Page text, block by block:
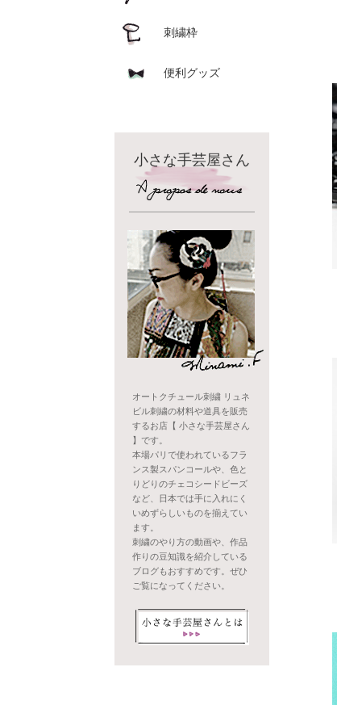
刺繍枠
便利グッズ
小さな手芸屋さん
オートクチュール刺繍 リュネ
ビル刺繍の材料や道具を販売
するお店【 小さな手芸屋さん
】です。
本場パリで使われているフラ
ンス製スパンコールや、色と
りどりのチェコシードビーズ
など、日本では手に入れにく
いめずらしいものを揃えてい
ます。
刺繍のやり方の動画や、作品
作りの豆知識を紹介している
ブログもおすすめです。ぜひ
ご覧になってください。